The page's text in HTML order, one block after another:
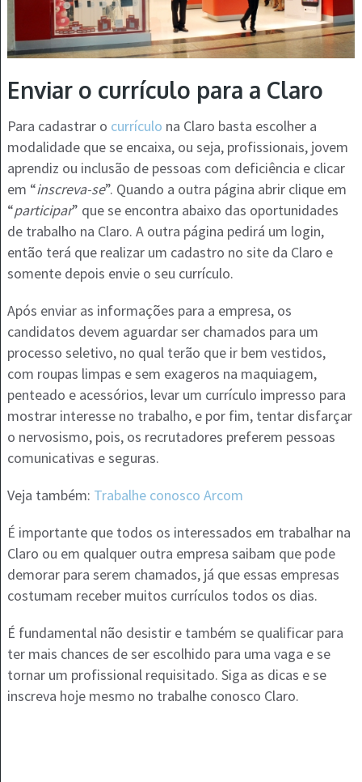
Enviar o currículo para a Claro
Para cadastrar o currículo na Claro basta escolher a
modalidade que se encaixa, ou seja, profissionais, jovem
aprendiz ou inclusão de pessoas com deficiência e clicar
em “inscreva-se”. Quando a outra página abrir clique em
“participar” que se encontra abaixo das oportunidades
de trabalho na Claro. A outra página pedirá um login,
então terá que realizar um cadastro no site da Claro e
somente depois envie o seu currículo.
Após enviar as informações para a empresa, os
candidatos devem aguardar ser chamados para um
processo seletivo, no qual terão que ir bem vestidos,
com roupas limpas e sem exageros na maquiagem,
penteado e acessórios, levar um currículo impresso para
mostrar interesse no trabalho, e por fim, tentar disfarçar
o nervosismo, pois, os recrutadores preferem pessoas
comunicativas e seguras.
Veja também: Trabalhe conosco Arcom
É importante que todos os interessados em trabalhar na
Claro ou em qualquer outra empresa saibam que pode
demorar para serem chamados, já que essas empresas
costumam receber muitos currículos todos os dias.
É fundamental não desistir e também se qualificar para
ter mais chances de ser escolhido para uma vaga e se
tornar um profissional requisitado. Siga as dicas e se
inscreva hoje mesmo no trabalhe conosco Claro.